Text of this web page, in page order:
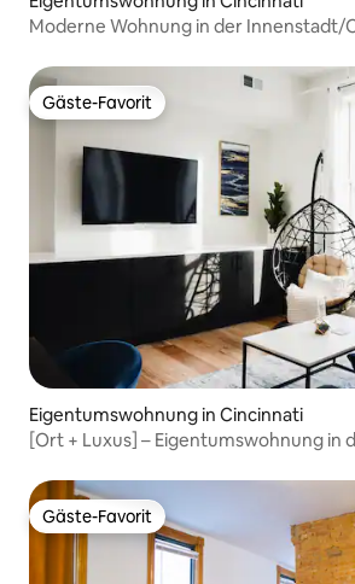
Moderne Wohnung in der Innenstadt/
Gäste-Favorit
Gäste-Favorit
Eigentumswohnung in Cincinnati
[Ort + Luxus] – Eigentumswohnung in
Gäste-Favorit
Gäste-Favorit